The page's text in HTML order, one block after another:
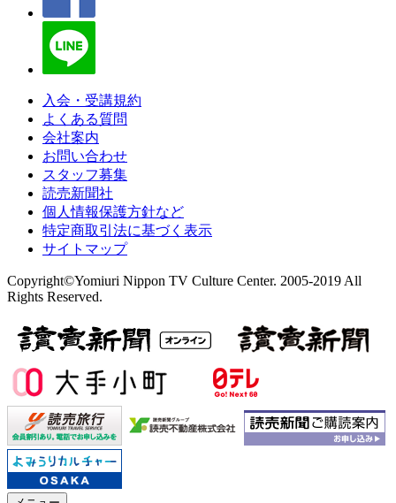
入会・受講規約
よくある質問
会社案内
お問い合わせ
スタッフ募集
読売新聞社
個人情報保護方針など
特定商取引法に基づく表示
サイトマップ
Copyright©Yomiuri Nippon TV Culture Center. 2005-2019 All
Rights Reserved.